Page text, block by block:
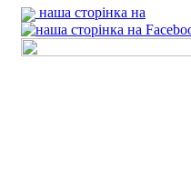
наша сторінка на